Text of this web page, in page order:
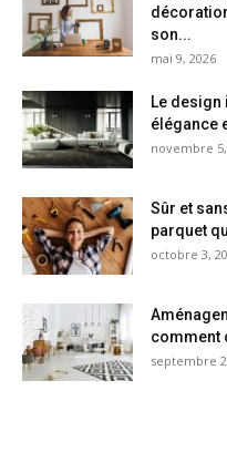
son...
mai 9, 2026
Le design
élégance
novembre
Sûr et
parquet
octobre 3,
comment
septembre